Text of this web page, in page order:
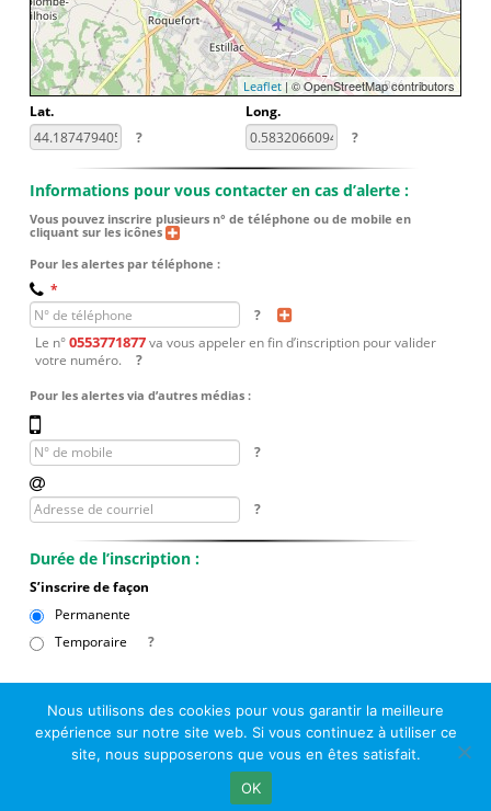
© Le Passage d Agen 2022
Mairie du Passage d'Agen, BP 7, place du Général de Gaulle, 47520
Nous utilisons des cookies pour vous garantir la meilleure
expérience sur notre site web. Si vous continuez à utiliser ce
site, nous supposerons que vous en êtes satisfait.
OK